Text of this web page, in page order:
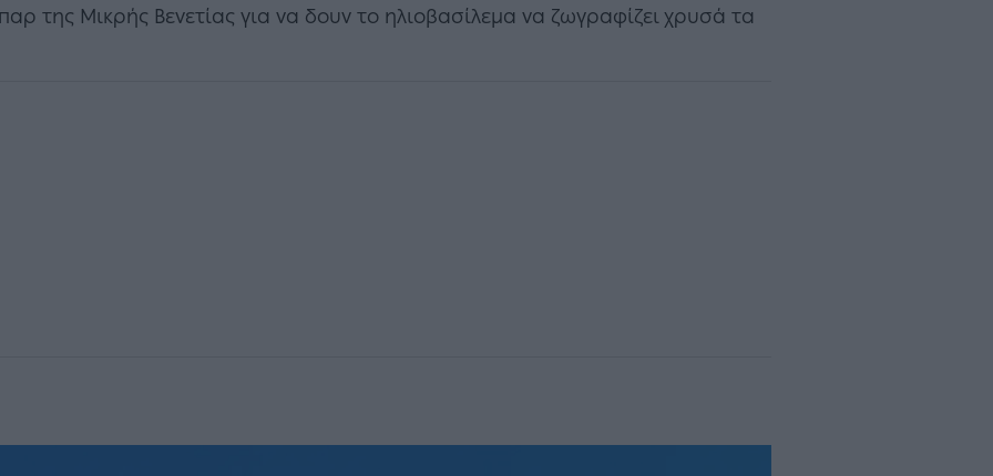
της Μικρής Βενετίας για να δουν το ηλιοβασίλεμα να ζωγραφίζει χρυσά τα